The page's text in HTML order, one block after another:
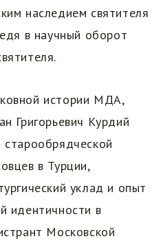
наследием святителя
в научный оборот
истории МДА,
Григорьевич Курдий
в Турции,
уклад и опыт
идентичности в
Московской